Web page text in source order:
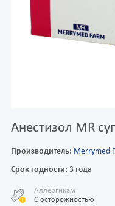
Анестизол MR
Производитель: Merrymed
Срок годности: 3 года
Аллергикам
С осторожностью